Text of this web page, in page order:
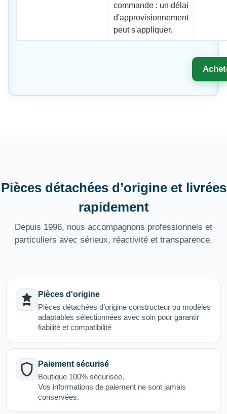
commande : un délai
d'approvisionnement
peut s'appliquer.
Pièces détachées d’origine et livrées
rapidement
Depuis 1996, nous accompagnons professionnels et
particuliers avec sérieux, réactivité et transparence.
Pièces d'origine
Pièces détachées d’origine constructeur ou modèles
adaptables sélectionnées avec soin pour garantir
fiabilité et compatibilité
Paiement sécurisé
Boutique 100% sécurisée.
Vos informations de paiement ne sont jamais
conservées.